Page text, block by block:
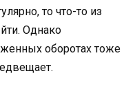
то что-то из
Однако
оборотах тоже